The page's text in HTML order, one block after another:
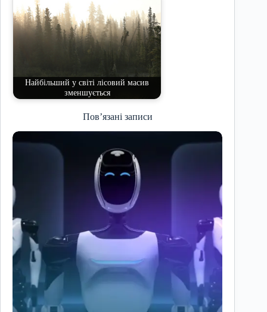
Найбільший у світі лісовий масив
зменшується
Пов’язані записи